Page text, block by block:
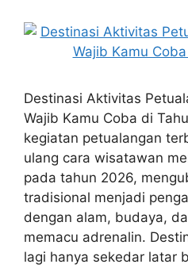
Destinasi Aktivitas
Wajib Kamu Coba di
kegiatan petualangan
ulang cara wisatawan
pada tahun 2026,
tradisional menjadi
dengan alam, budaya,
memacu adrenalin.
lagi hanya sekedar latar